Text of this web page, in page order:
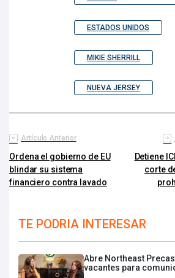
ESTADOS UNIDOS
MIKIE SHERRILL
NUEVA JERSEY
Artículo Anterior
Ordena el gobierno de EU
blindar su sistema
financiero contra lavado
Detiene
corte
TE PODRIA INTERESAR
Abre Northeast
vacantes para